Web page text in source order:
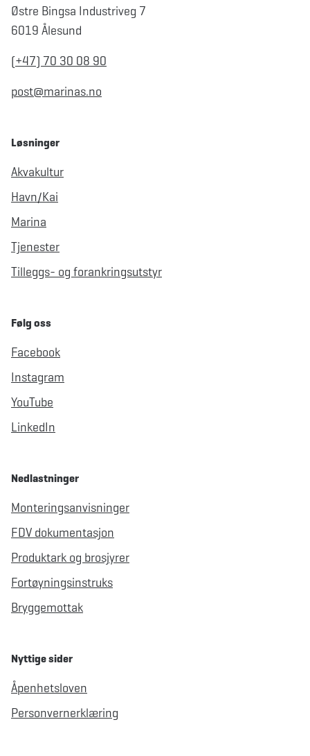
Østre Bingsa Industriveg 7
6019 Ålesund
(+47) 70 30 08 90
post@marinas.no
Løsninger
Akvakultur
Havn/Kai
Marina
Tjenester
Tilleggs- og forankringsutstyr
Følg oss
Facebook
Instagram
YouTube
LinkedIn
Nedlastninger
Monteringsanvisninger
FDV dokumentasjon
Produktark og brosjyrer
Fortøyningsinstruks
Bryggemottak
Nyttige sider
Åpenhetsloven
Personvernerklæring